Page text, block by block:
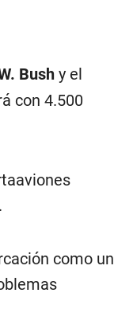
Bushy el
con 4.500
como un